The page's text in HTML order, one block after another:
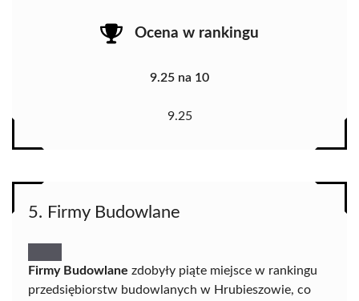
Ocena w rankingu
9.25 na 10
9.25
5. Firmy Budowlane
Firmy Budowlane zdobyły piąte miejsce w rankingu
przedsiębiorstw budowlanych w Hrubieszowie, co